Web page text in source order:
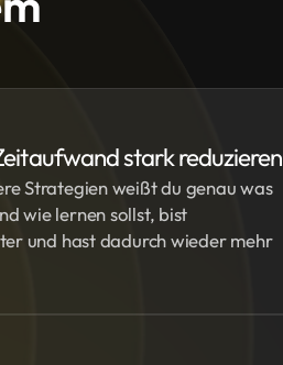
stark reduzieren
Strategien weißt du genau was
wie lernen sollst, bist
und hast dadurch wieder mehr